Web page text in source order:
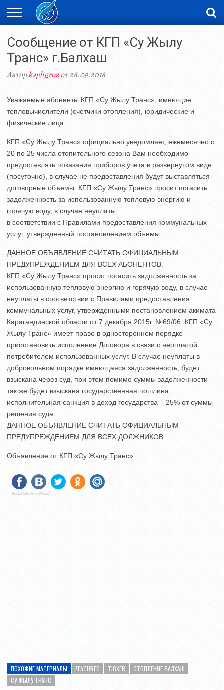
ЖАҢАЛЫҚТАР
НОВОСТИ
ВИДЕО
ФОТОРЕПОРТАЖИ
ОРКЕН
Сообщение от КГП «Су Жылу
Транс» г.Балхаш
Авторkapligrozот 28.09.2018
Уважаемые абоненты КГП «Су Жылу Транс», имеющие
тепловычислители (счетчики отопления), юридические и
физические лица
КГП «Су Жылу Транс» официально уведомляет, ежемесячно с
20 по 25 числа отопительного сезона Вам необходимо
предоставлять показания приборов учета в развернутом виде
(посуточно), в случае не предоставления будут выставляться
договорные объемы. КГП «Су Жылу Транс» просит погасить
задолженность за использованную тепловую энергию и
горячую воду, в случае неуплаты
в соответствии с Правилами предоставления коммунальных
услуг, утвержденный постановлением объемы.
ДАННОЕ ОБЪЯВЛЕНИЕ СЧИТАТЬ ОФИЦИАЛЬНЫМ
ПРЕДУПРЕЖДЕНИЕМ ДЛЯ ВСЕХ АБОНЕНТОВ.
КГП «Су Жылу Транс» просит погасить задолженность за
использованную тепловую энергию и горячую воду, в случае
неуплаты в соответствии с Правилами предоставления
коммунальных услуг, утвержденными постановлением акимата
Карагандинской области от 7 декабря 2015г. №69/06. КГП «Су
Жылу Транс» имеет право в одностороннем порядке
приостановить исполнение Договора в связи с неоплатой
потребителем использованных услуг. В случае неуплаты в
добровольном порядке имеющаяся задолженность, будет
взыскана через суд, при этом помимо суммы задолженности
так же будет взыскана государственная пошлина,
исполнительная санкция в доход государства – 25% от суммы
решения суда.
ДАННОЕ ОБЪЯВЛЕНИЕ СЧИТАТЬ ОФИЦИАЛЬНЫМ
ПРЕДУПРЕЖДЕНИЕМ ДЛЯ ВСЕХ ДОЛЖНИКОВ
Объявление от КГП «Су Жылу Транс»
Social Like WordPress
ПОХОЖИЕ МАТЕРИАЛЫ FEATURED TICKER
ОТОПЛЕНИЕ БАЛХАШ
СУ ЖЫЛУ ТРАНС